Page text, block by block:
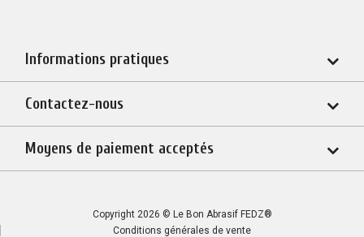
Informations pratiques
Contactez-nous
Moyens de paiement acceptés
Copyright 2026 © Le Bon Abrasif FEDZ®
Conditions générales de vente